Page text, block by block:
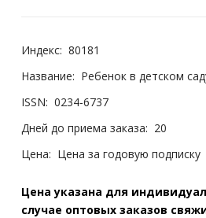
Индекс: 80181
Название: Ребенок в детском
ISSN: 0234-6737
Дней до приема заказа: 20
Цена: Цена за годовую подписку
Цена указана для
случае оптовых заказов